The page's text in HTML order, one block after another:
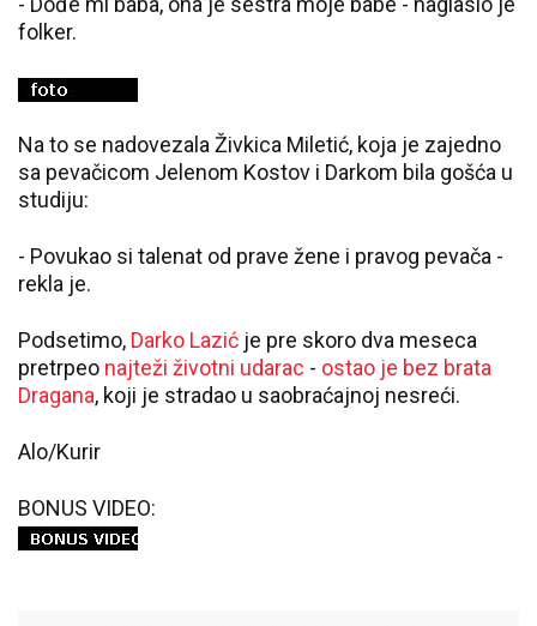
folker.
Na to se nadovezala Živkica Miletić, koja je zajedno
sa pevačicom Jelenom Kostov i Darkom bila gošća u
studiju:
- Povukao si talenat od prave žene i pravog pevača -
rekla je.
Podsetimo, Darko Lazić je pre skoro dva meseca
pretrpeo najteži životni udarac - ostao je bez brata
Dragana, koji je stradao u saobraćajnoj nesreći.
Alo/Kurir
BONUS VIDEO: